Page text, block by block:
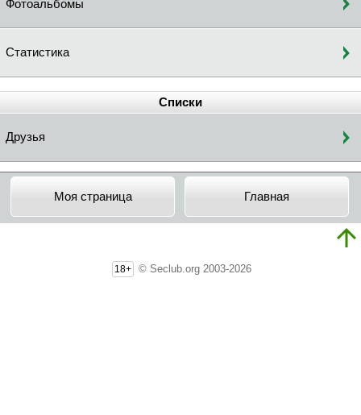
Фотоальбомы
Статистика
Списки
Друзья
Моя страница Главная
18+ © Seclub.org 2003-2026